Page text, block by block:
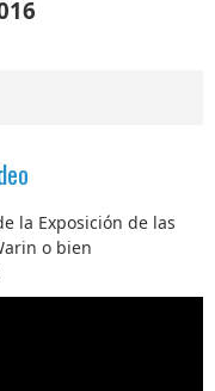
la Exposición de las
o bien